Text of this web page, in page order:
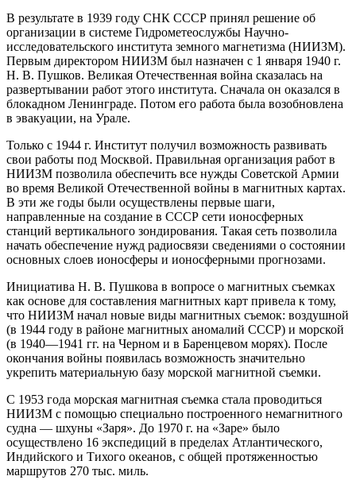
В результате в 1939 году СНК СССР принял решение об
организации в системе Гидрометеослужбы Научно-
исследовательского института земного магнетизма (НИИЗМ).
Первым директором НИИЗМ был назначен с 1 января 1940 г.
Н. В. Пушков. Великая Отечественная война сказалась на
развертывании работ этого института. Сначала он оказался в
блокадном Ленинграде. Потом его работа была возобновлена
в эвакуации, на Урале.
Только с 1944 г. Институт получил возможность развивать
свои работы под Москвой. Правильная организация работ в
НИИЗМ позволила обеспечить все нужды Советской Армии
во время Великой Отечественной войны в магнитных картах.
В эти же годы были осуществлены первые шаги,
направленные на создание в СССР сети ионосферных
станций вертикального зондирования. Такая сеть позволила
начать обеспечение нужд радиосвязи сведениями о состоянии
основных слоев ионосферы и ионосферными прогнозами.
Инициатива Н. В. Пушкова в вопросе о магнитных съемках
как основе для составления магнитных карт привела к тому,
что НИИЗМ начал новые виды магнитных съемок: воздушной
(в 1944 году в районе магнитных аномалий СССР) и морской
(в 1940—1941 гг. на Черном и в Баренцевом морях). После
окончания войны появилась возможность значительно
укрепить материальную базу морской магнитной съемки.
С 1953 года морская магнитная съемка стала проводиться
НИИЗМ с помощью специально построенного немагнитного
судна — шхуны «Заря». До 1970 г. на «Заре» было
осуществлено 16 экспедиций в пределах Атлантического,
Индийского и Тихого океанов, с общей протяженностью
маршрутов 270 тыс. миль.